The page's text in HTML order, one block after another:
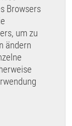
Browsers
um zu
ändern